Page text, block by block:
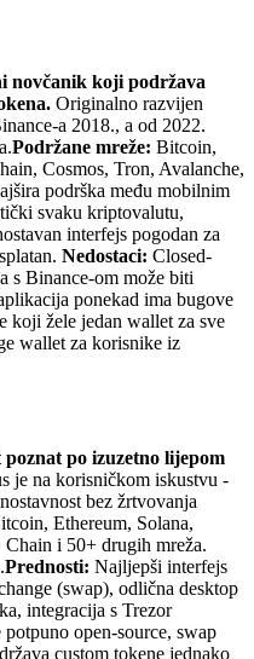
novčanik koji podržava
Originalno razvijen
a 2018., a od 2022.
Podržane mreže: Bitcoin,
Cosmos, Tron, Avalanche,
podrška među mobilnim
svaku kriptovalutu,
interfejs pogodan za
Nedostaci: Closed-
s Binance-om može biti
ponekad ima bugove
koji žele jedan wallet za sve
wallet za korisnike iz
po izuzetno lijepom
je na korisničkom iskustvu -
bez žrtvovanja
Ethereum, Solana,
i 50+ drugih mreža.
Prednosti: Najljepši interfejs
(swap), odlična desktop
integracija s Trezor
open-source, swap
custom tokene jednako